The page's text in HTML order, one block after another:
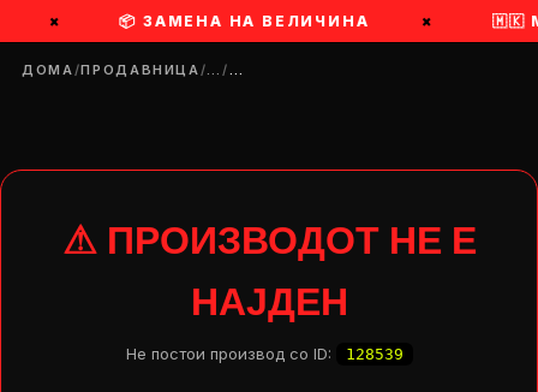
× 📦 ЗАМЕНА НА ВЕЛИЧИНА × 🇲🇰
ДОМА/ПРОДАВНИЦА/…/…
⚠ ПРОИЗВОДОТ НЕ Е
НАЈДЕН
Не постои производ со ID: 128539